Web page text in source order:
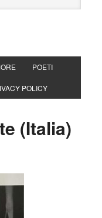
POETI
POLICY
(Italia)